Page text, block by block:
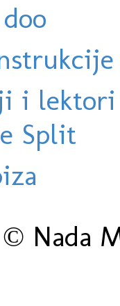
i
Split
Nada